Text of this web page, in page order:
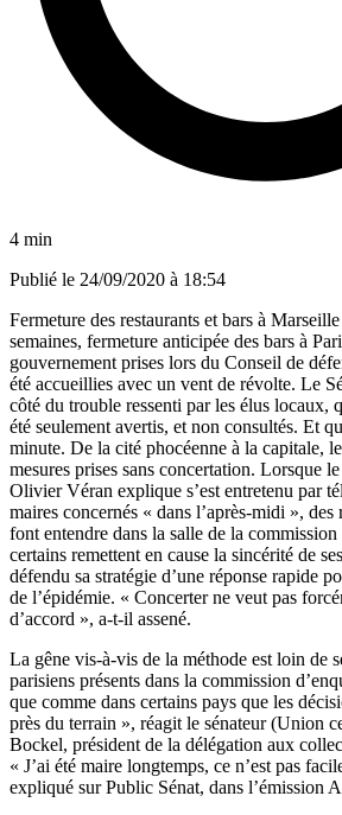
4 min
Publié le 24/09/2020 à 18:54
Fermeture des restaurants et bars à
semaines, fermeture anticipée des bars à
gouvernement prises lors du Conseil de
été accueillies avec un vent de révolte. Le
côté du trouble ressenti par les élus locaux,
été seulement avertis, et non consultés. Et
minute. De la cité phocéenne à la capitale,
mesures prises sans concertation. Lorsque
Olivier Véran explique s’est entretenu par
maires concernés « dans l’après-midi », des
font entendre dans la salle de la commission
certains remettent en cause la sincérité de
défendu sa stratégie d’une réponse rapide
de l’épidémie. « Concerter ne veut pas
d’accord », a-t-il assené.
La gêne vis-à-vis de la méthode est loin de
parisiens présents dans la commission
que comme dans certains pays que les
près du terrain », réagit le sénateur (Union
Bockel, président de la délégation aux
« J’ai été maire longtemps, ce n’est pas
expliqué sur Public Sénat, dans l’émission